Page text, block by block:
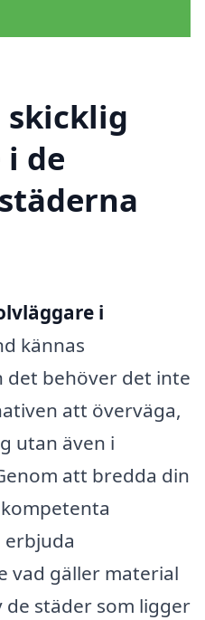
skicklig
de
i
kännas
det behöver det inte
att överväga,
utan även i
att bredda din
erbjuda
vad gäller material
de städer som ligger